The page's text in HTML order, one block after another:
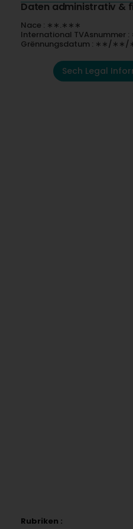
Daten administrativ &
Nace : ∗∗.∗∗∗
International
Grënnungsdatum : ∗∗/
Sech Legal
Rubriken :